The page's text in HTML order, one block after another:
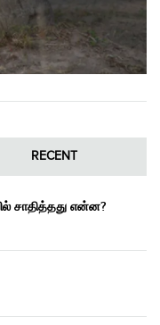
RECENT
சாதித்தது என்ன?